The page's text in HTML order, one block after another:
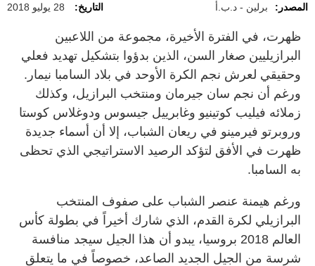
المصدر: برلين - د.ب.أ التاريخ: 28 يوليو 2018
ظهرت، في الفترة الأخيرة، مجموعة من اللاعبين
البرازيليين صغار السن، الذين بدؤوا بتشكيل تهديد فعلي
وحقيقي لعرش نجم الكرة الأوحد في بلاد السامبا نيمار.
ورغم أن نجم سان جيرمان ومنتخب البرازيل، وكذلك
زملائه فيليب كوتينيو وغابرييل جيسوس ودوغلاس كوستا
وروبرتو فيرمينو في ريعان الشباب، إلا أن أسماء جديدة
ظهرت في الأفق لتؤكد الرصيد الاستراتيجي الذي تحظى
به السامبا.
ورغم هيمنة عنصر الشباب على صفوف المنتخب
البرازيلي لكرة القدم، الذي شارك أخيراً في بطولة كأس
العالم 2018 بروسيا، يبدو أن هذا الجيل سيجد منافسة
شرسة من الجيل الجديد الصاعد، خصوصاً في ما يتعلق